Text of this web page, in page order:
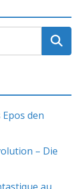
den
– Die